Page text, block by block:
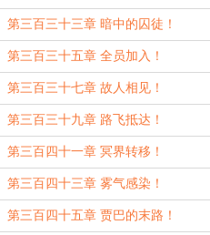
第三百三十三章 暗中的囚徒！
第三百三十五章 全员加入！
第三百三十七章 故人相见！
第三百三十九章 路飞抵达！
第三百四十一章 冥界转移！
第三百四十三章 雾气感染！
第三百四十五章 贾巴的末路！